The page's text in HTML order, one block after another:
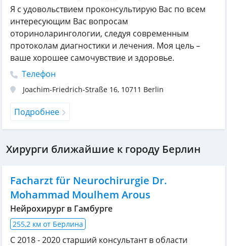
Я с удовольствием проконсультирую Вас по всем
интересующим Вас вопросам
оториноларингологии, следуя современным
протоколам диагностики и лечения. Моя цель –
ваше хорошее самочувствие и здоровье.
Телефон
Joachim-Friedrich-Straße 16, 10711 Berlin
Подробнее
Хирурги ближайшие к городу Берлин
Facharzt für Neurochirurgie Dr.
Mohammad Moulhem Arous
Нейрохирург в Гамбурге
255,2 км от Берлина
С 2018 - 2020 старший консультант в области